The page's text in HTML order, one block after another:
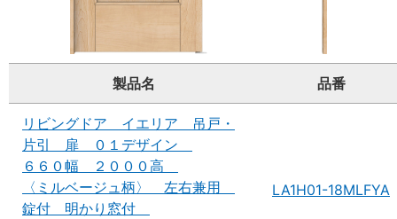
製品名 品番
リビングドア イエリア 吊戸・
片引 扉 ０１デザイン
６６０幅 ２０００高
〈ミルベージュ柄〉 左右兼用
錠付 明かり窓付
LA1H01-18MLFYA